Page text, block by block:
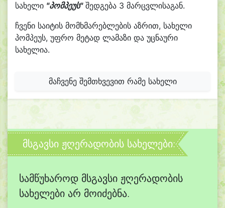
სახელი "პომპეუს"შედგება 3 მარცვლისაგან.
ჩვენი საიტის მომხმარებლების აზრით, სახელი
პომპეუს, უფრო მეტად ლამაზი და უცნაური
სახელია.
მაჩვენე შემთხვევით რამე სახელი
მსგავსი ჟღერადობის სახელები:
სამწუხაროდ მსგავსი ჟღერადობის
სახელები არ მოიძებნა.